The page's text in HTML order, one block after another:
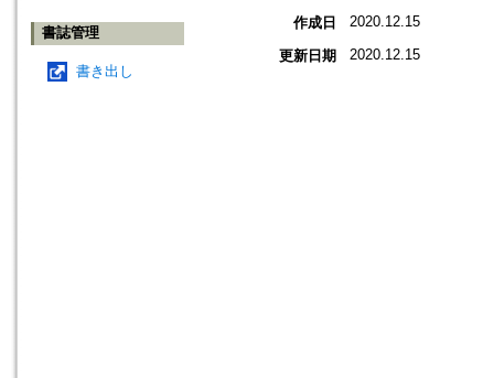
書誌管理
書き出し
作成日 2020.12.15
更新日期 2020.12.15